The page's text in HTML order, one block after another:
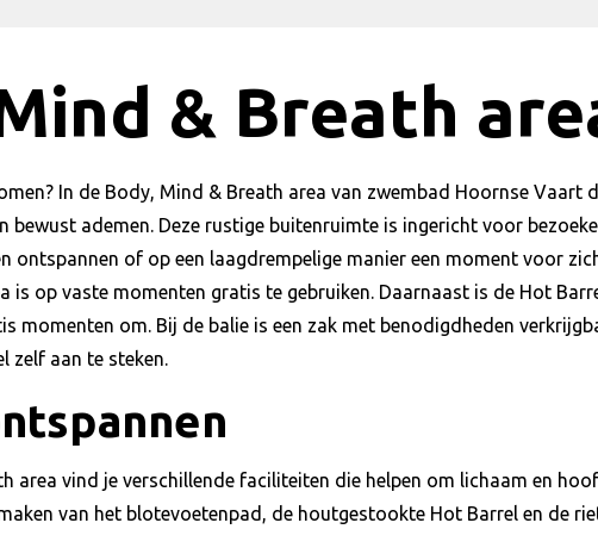
& Breath
In de Body, Mind & Breath area van zwembad Hoornse Vaart
bewust ademen. Deze rustige buitenruimte is ingericht voor
ontspannen of op een laagdrempelige manier een moment voor
is op vaste momenten gratis te gebruiken. Daarnaast is de Hot
momenten om. Bij de balie is een zak met benodigdheden
zelf aan te steken.
area vind je verschillende faciliteiten die helpen om lichaam en
van het blotevoetenpad, de houtgestookte Hot Barrel en de